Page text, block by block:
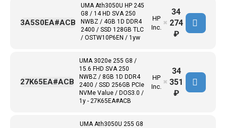
UMA Ath3050U HP 245
G8 / 14 HD SVA 250
NWBZ / 4GB 1D DDR4
2400 / SSD 128GB TLC
/ OSTW10P6EN / 1yw
HP
Inc.
3A5S0EA#ACB ✖
34
274
₽
UMA 3020e 255 G8 /
15.6 FHD SVA 250
NWBZ / 8GB 1D DDR4
2400 / SSD 256GB PCIe
NVMe Value / DOS3.0 /
1y - 27K65EA#ACB
HP
Inc.
27K65EA#ACB ✖
34
351
₽
UMA Ath3050U 255 G8